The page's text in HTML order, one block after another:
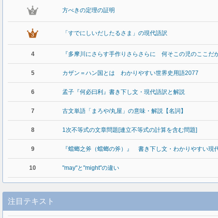
方べきの定理の証明
「すでにしいだしたるさま」の現代語訳
4 『多摩川にさらす手作りさらさらに 何そこの児のここだ
5 カザン＝ハン国とは わかりやすい世界史用語2077
6 孟子『何必曰利』書き下し文・現代語訳と解説
7 古文単語「まろや/丸屋」の意味・解説【名詞】
8 1次不等式の文章問題[連立不等式の計算を含む問題]
9 『蟷螂之斧（蟷螂の斧）』 書き下し文・わかりやすい現
10 "may"と"might"の違い
注目テキスト